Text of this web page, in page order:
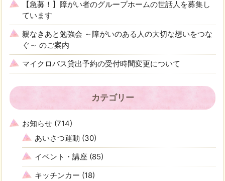
【急募！】障がい者のグループホームの世話人を募集し
ています
親なきあと勉強会 ～障がいのある人の大切な想いをつな
ぐ～ のご案内
マイクロバス貸出予約の受付時間変更について
カテゴリー
お知らせ (714)
あいさつ運動 (30)
イベント・講座 (85)
キッチンカー (18)